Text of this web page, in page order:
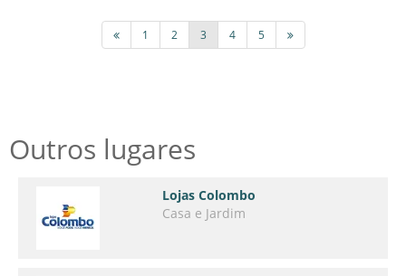
1 2 3 4 5
Outros lugares
Lojas Colombo
Casa e Jardim